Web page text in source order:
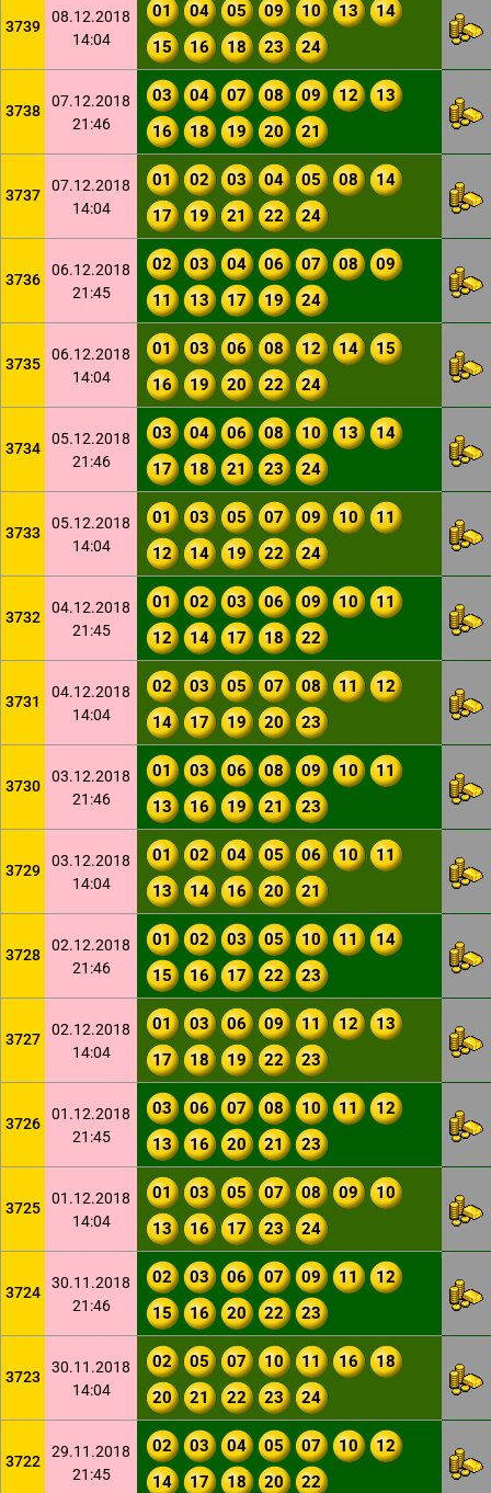
3739
08.12.2018
14:04
01 04 05 09 10 13
14
15
16 18 23 24
3738
07.12.2018
21:46
03 04 07 08 09 12
13
16
18 19 20 21
3737
07.12.2018
14:04
01 02 03 04 05 08
14
17
19 21 22 24
3736
06.12.2018
21:45
02 03 04 06 07 08
09
11
13 17 19 24
3735
06.12.2018
14:04
01 03 06 08 12 14
15
16
19 20 22 24
3734
05.12.2018
21:46
03 04 06 08 10 13
14
17
18 21 23 24
3733
05.12.2018
14:04
01 03 05 07 09 10
11
12
14 19 22 24
3732
04.12.2018
21:45
01 02 03 06 09 10
11
12
14 17 18 22
3731
04.12.2018
14:04
02 03 05 07 08 11
12
14
17 19 20 23
3730
03.12.2018
21:46
01 03 06 08 09 10
11
13
16 19 21 23
3729
03.12.2018
14:04
01 02 04 05 06 10
11
13
14 16 20 21
3728
02.12.2018
21:46
01 02 03 05 10 11
14
15
16 17 22 23
3727
02.12.2018
14:04
01 03 06 09 11 12
13
17
18 19 22 23
3726
01.12.2018
21:45
03 06 07 08 10 11
12
13
16 20 21 23
3725
01.12.2018
14:04
01 03 05 07 08 09
10
13
16 17 23 24
3724
30.11.2018
21:46
02 03 06 07 09 11
12
15
16 20 22 23
3723
30.11.2018
14:04
02 05 07 10 11 16
18
20
21 22 23 24
3722
29.11.2018
21:45
02 03 04 05 07 10
12
14
17 18 20 22